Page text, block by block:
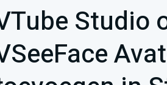
Studio